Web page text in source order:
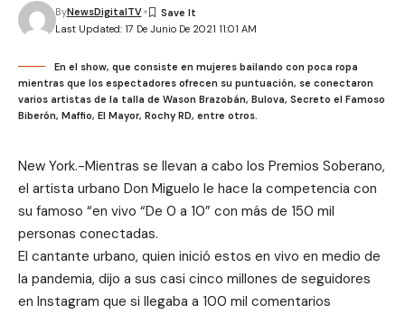
Last Updated: 17 De Junio De 2021 11:01 AM
ByNewsDigitalTV
En el show, que consiste en mujeres bailando con poca ropa
mientras que los espectadores ofrecen su puntuación, se conectaron
varios artistas de la talla de Wason Brazobán, Bulova, Secreto el Famoso
Biberón, Maffio, El Mayor, Rochy RD, entre otros.
New York.-Mientras se llevan a cabo los Premios Soberano,
el artista urbano Don Miguelo le hace la competencia con
su famoso “en vivo “De 0 a 10” con más de 150 mil
personas conectadas.
El cantante urbano, quien inició estos en vivo en medio de
la pandemia, dijo a sus casi cinco millones de seguidores
en Instagram que si llegaba a 100 mil comentarios